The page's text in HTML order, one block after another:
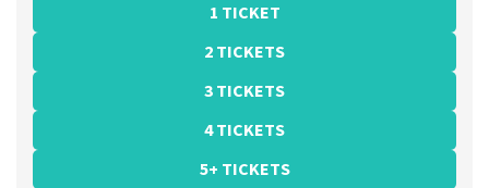
1 TICKET
2 TICKETS
3 TICKETS
4 TICKETS
5+ TICKETS